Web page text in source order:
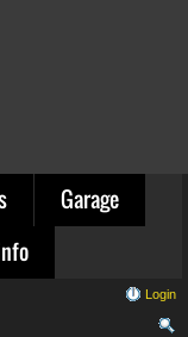
Garage
Login